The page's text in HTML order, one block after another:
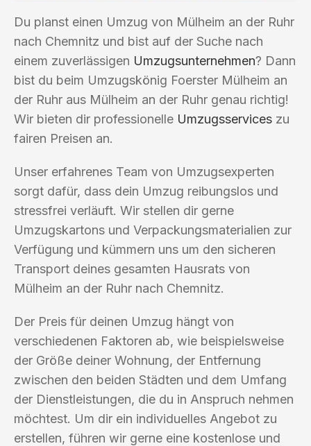
Du planst einen Umzug von Mülheim an der Ruhr
nach Chemnitz und bist auf der Suche nach
einem zuverlässigen Umzugsunternehmen? Dann
bist du beim Umzugskönig Foerster Mülheim an
der Ruhr aus Mülheim an der Ruhr genau richtig!
Wir bieten dir professionelle Umzugsservices zu
fairen Preisen an.
Unser erfahrenes Team von Umzugsexperten
sorgt dafür, dass dein Umzug reibungslos und
stressfrei verläuft. Wir stellen dir gerne
Umzugskartons und Verpackungsmaterialien zur
Verfügung und kümmern uns um den sicheren
Transport deines gesamten Hausrats von
Mülheim an der Ruhr nach Chemnitz.
Der Preis für deinen Umzug hängt von
verschiedenen Faktoren ab, wie beispielsweise
der Größe deiner Wohnung, der Entfernung
zwischen den beiden Städten und dem Umfang
der Dienstleistungen, die du in Anspruch nehmen
möchtest. Um dir ein individuelles Angebot zu
erstellen, führen wir gerne eine kostenlose und